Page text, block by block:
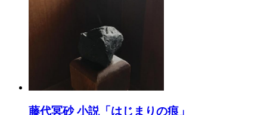
藤代冥砂 小説「はじまりの痕」